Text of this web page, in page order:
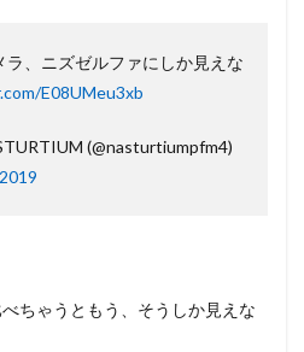
ラ、ニズゼルファにしか見えな
E08UMeu3xb
(@nasturtiumpfm4)
ちゃうともう、そうしか見えな